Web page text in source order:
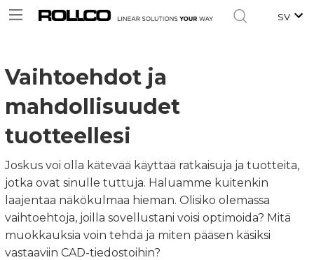
SV
Vaihtoehdot ja
mahdollisuudet
tuotteellesi
Joskus voi olla kätevää käyttää ratkaisuja ja tuotteita,
jotka ovat sinulle tuttuja. Haluamme kuitenkin
laajentaa näkökulmaa hieman. Olisiko olemassa
vaihtoehtoja, joilla sovellustani voisi optimoida? Mitä
muokkauksia voin tehdä ja miten pääsen käsiksi
vastaaviin CAD-tiedostoihin?